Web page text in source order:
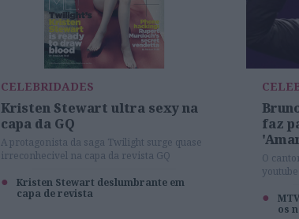
CELEBRIDADES
Kristen Stewart ultra sexy na
capa da GQ
A protagonista da saga Twilight surge quase
irreconhecivel na capa da revista GQ
Kristen Stewart deslumbrante em
capa de revista
faz
O
da
os